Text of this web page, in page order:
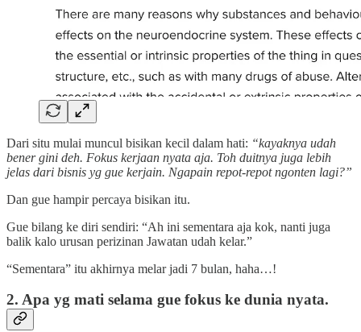
Dari situ mulai muncul bisikan kecil dalam hati: “kayaknya udah
bener gini deh. Fokus kerjaan nyata aja. Toh duitnya juga lebih
jelas dari bisnis yg gue kerjain. Ngapain repot-repot ngonten lagi?”
Dan gue hampir percaya bisikan itu.
Gue bilang ke diri sendiri: “Ah ini sementara aja kok, nanti juga
balik kalo urusan perizinan Jawatan udah kelar.”
“Sementara” itu akhirnya melar jadi 7 bulan, haha…!
2. Apa yg mati selama gue fokus ke dunia nyata.